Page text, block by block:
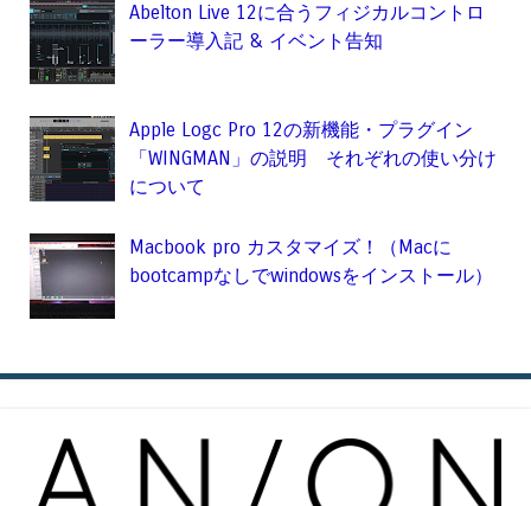
Abelton Live 12に合うフィジカルコントロ
ーラー導入記 & イベント告知
Apple Logc Pro 12の新機能・プラグイン
「WINGMAN」の説明 それぞれの使い分け
について
Macbook pro カスタマイズ！（Macに
bootcampなしでwindowsをインストール）